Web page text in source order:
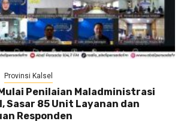
Provinsi Kalsel
Penilaian Maladministrasi
Sasar 85 Unit Layanan dan
Responden